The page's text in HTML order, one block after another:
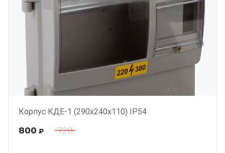
Корпус КДЕ-1 (290х240х110) IP54
720
800 ₽